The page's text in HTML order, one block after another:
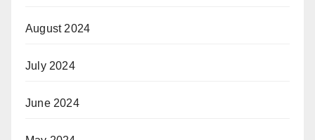
August 2024
July 2024
June 2024